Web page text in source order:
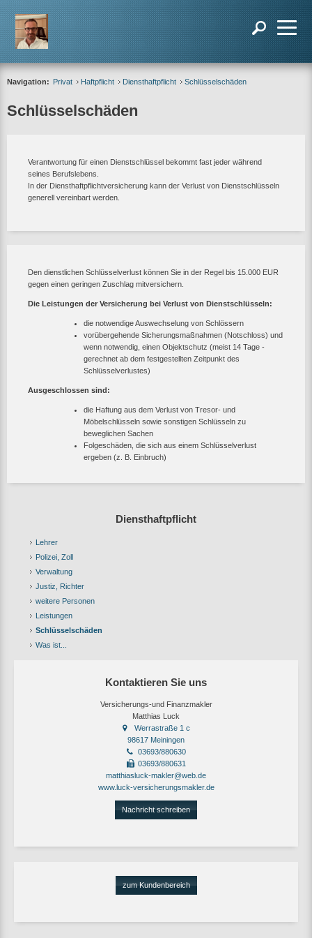
Diensthaftpflicht
Lehrer
Polizei, Zoll
Verwaltung
Justiz, Richter
weitere Personen
Leistungen
Schlüsselschäden
Was ist...
Kontaktieren Sie uns
Versicherungs-und Finanzmakler
Matthias Luck
Werrastraße 1 c
98617 Meiningen
03693/880630
03693/880631
matthiasluck-makler@web.de
www.luck-versicherungsmakler.de
Nachricht schreiben
zum Kundenbereich
Navigation: Privat Haftpflicht Diensthaftpflicht Schlüsselschäden
Schlüsselschäden
Verantwortung für einen Dienstschlüssel bekommt fast jeder während
seines Berufslebens.
In der Diensthaftpflichtversicherung kann der Verlust von Dienstschlüsseln
generell vereinbart werden.
Den dienstlichen Schlüsselverlust können Sie in der Regel bis 15.000 EUR
gegen einen geringen Zuschlag mitversichern.
Die Leistungen der Versicherung bei Verlust von Dienstschlüsseln:
die notwendige Auswechselung von Schlössern
vorübergehende Sicherungsmaßnahmen (Notschloss) und
wenn notwendig, einen Objektschutz (meist 14 Tage -
gerechnet ab dem festgestellten Zeitpunkt des
Schlüsselverlustes)
Ausgeschlossen sind:
die Haftung aus dem Verlust von Tresor- und
Möbelschlüsseln sowie sonstigen Schlüsseln zu
beweglichen Sachen
Folgeschäden, die sich aus einem Schlüsselverlust
ergeben (z. B. Einbruch)